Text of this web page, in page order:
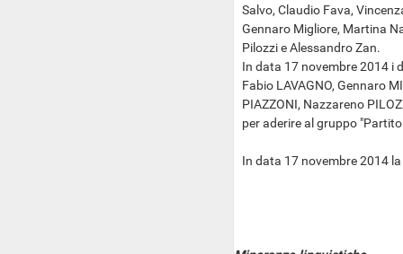
Salvo, Claudio Fava,
Gennaro Migliore, Martina
Pilozzi e Alessandro Zan.
In data 17 novembre 2014 i
Fabio LAVAGNO, Gennaro
PIAZZONI, Nazzareno
per aderire al gruppo
In data 17 novembre 2014